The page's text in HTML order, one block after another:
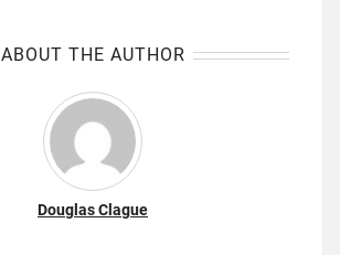
ABOUT THE AUTHOR
Douglas Clague